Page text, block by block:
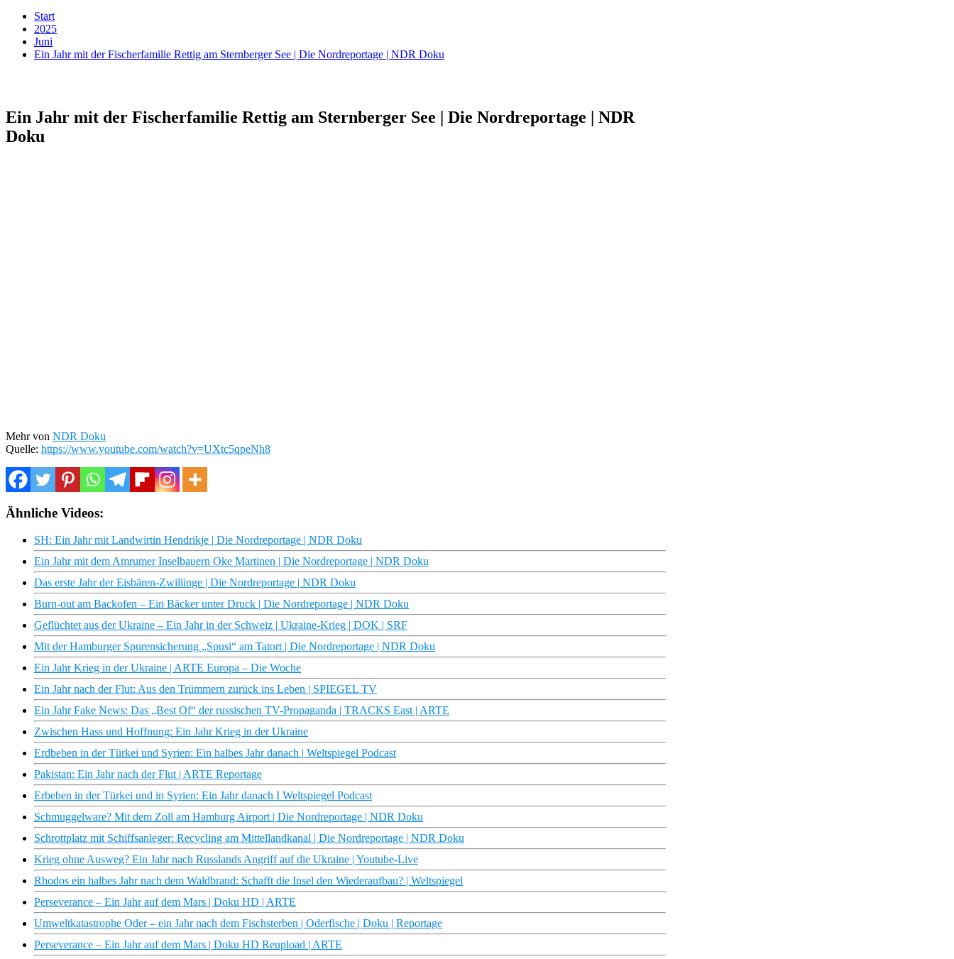
Start
2025
Juni
Ein Jahr mit der Fischerfamilie Rettig am Sternberger See | Die Nordreportage | NDR Doku
Ein Jahr mit der Fischerfamilie Rettig am Sternberger See | Die Nordreportage | NDR
Doku
Mehr von NDR Doku
Quelle: https://www.youtube.com/watch?v=UXtc5qpeNh8
Ähnliche Videos:
SH: Ein Jahr mit Landwirtin Hendrikje | Die Nordreportage | NDR Doku
Ein Jahr mit dem Amrumer Inselbauern Oke Martinen | Die Nordreportage | NDR Doku
Das erste Jahr der Eisbären-Zwillinge | Die Nordreportage | NDR Doku
Burn-out am Backofen – Ein Bäcker unter Druck | Die Nordreportage | NDR Doku
Geflüchtet aus der Ukraine – Ein Jahr in der Schweiz | Ukraine-Krieg | DOK | SRF
Mit der Hamburger Spurensicherung „Spusi“ am Tatort | Die Nordreportage | NDR Doku
Ein Jahr Krieg in der Ukraine | ARTE Europa – Die Woche
Ein Jahr nach der Flut: Aus den Trümmern zurück ins Leben | SPIEGEL TV
Ein Jahr Fake News: Das „Best Of“ der russischen TV-Propaganda | TRACKS East | ARTE
Zwischen Hass und Hoffnung: Ein Jahr Krieg in der Ukraine
Erdbeben in der Türkei und Syrien: Ein halbes Jahr danach | Weltspiegel Podcast
Pakistan: Ein Jahr nach der Flut | ARTE Reportage
Erbeben in der Türkei und in Syrien: Ein Jahr danach I Weltspiegel Podcast
Schmuggelware? Mit dem Zoll am Hamburg Airport | Die Nordreportage | NDR Doku
Schrottplatz mit Schiffsanleger: Recycling am Mittellandkanal | Die Nordreportage | NDR Doku
Krieg ohne Ausweg? Ein Jahr nach Russlands Angriff auf die Ukraine | Youtube-Live
Rhodos ein halbes Jahr nach dem Waldbrand: Schafft die Insel den Wiederaufbau? | Weltspiegel
Perseverance – Ein Jahr auf dem Mars | Doku HD | ARTE
Umweltkatastrophe Oder – ein Jahr nach dem Fischsterben | Oderfische | Doku | Reportage
Perseverance – Ein Jahr auf dem Mars | Doku HD Reupload | ARTE